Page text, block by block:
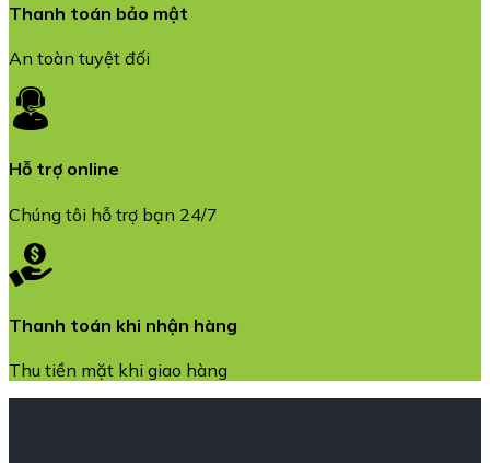
Thanh toán bảo mật
An toàn tuyệt đối
Hỗ trợ online
Chúng tôi hỗ trợ bạn 24/7
Thanh toán khi nhận hàng
Thu tiền mặt khi giao hàng